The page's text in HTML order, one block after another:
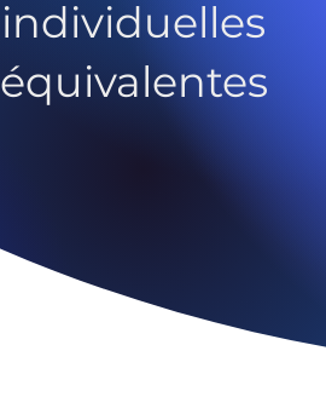
individuelles
équivalentes